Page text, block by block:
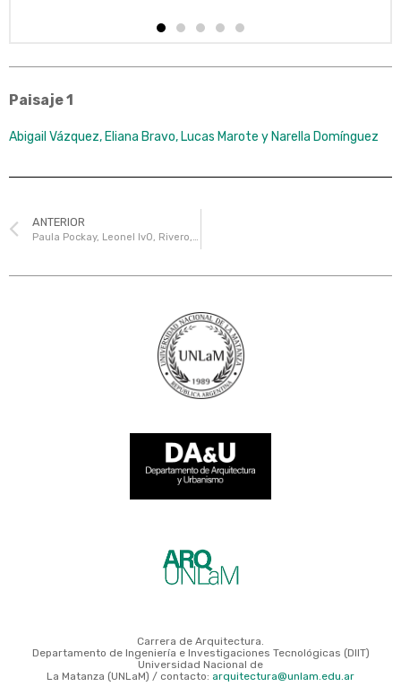
Paisaje 1
Abigail Vázquez, Eliana Bravo, Lucas Marote y Narella Domínguez
ANTERIOR
Paula Pockay, Leonel IvO, Rivero, Pablo Rodríguez y Lucas Roldán
Carrera de Arquitectura.
Departamento de Ingeniería e Investigaciones Tecnológicas (DIIT)
Universidad Nacional de
La Matanza (UNLaM) / contacto: arquitectura@unlam.edu.ar